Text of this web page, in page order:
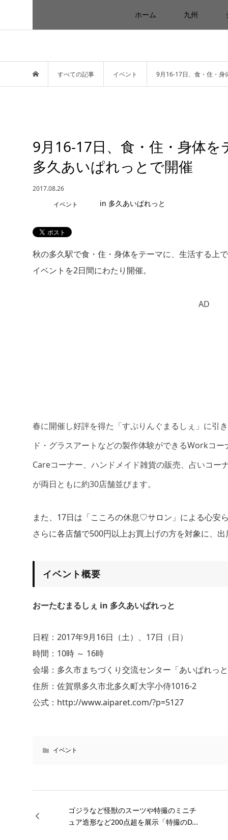
ホーム 九州
すべての記事 イベント 9月16-17日、食・住・身
9月16-17日、食・住・身体
多久あいぱれっとで開催
2017.08.26
イベント
秋の多久駅で食・住・身体をテーマに、生活する上
イベントを2日間にわたり開催。
AD
春に開催し好評を得た「すぷりんぐまるしぇ」に引
ド・グラスアートなどの製作体験ができるWorkコ
Careコーナー、ハンドメイド雑貨の販売、占いコ
が両日ともに約30店舗並びます。
また、17日は「こころの休息♡サロン」による心安
さらに各店舗で500円以上お買上げの方を対象に、
イベント概要
おーたむまるしぇ in 多久あいぱれっと
日程：2017年9月16日（土）、17日（日）
時間：10時 ～ 16時
会場：多久市まちづくり交流センター「あいぱれっ
住所：佐賀県多久市北多久町大字小侍1016-2
公式：http://www.aiparet.com/?p=5127
イベント
ゴジラなど怪獣のスーツや特撮のミニチ
ュア造形など200点超を展示「特撮のD...